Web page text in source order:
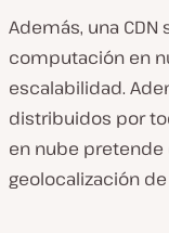
Además, una
computación en
escalabilidad.
distribuidos por
en nube
geolocalización